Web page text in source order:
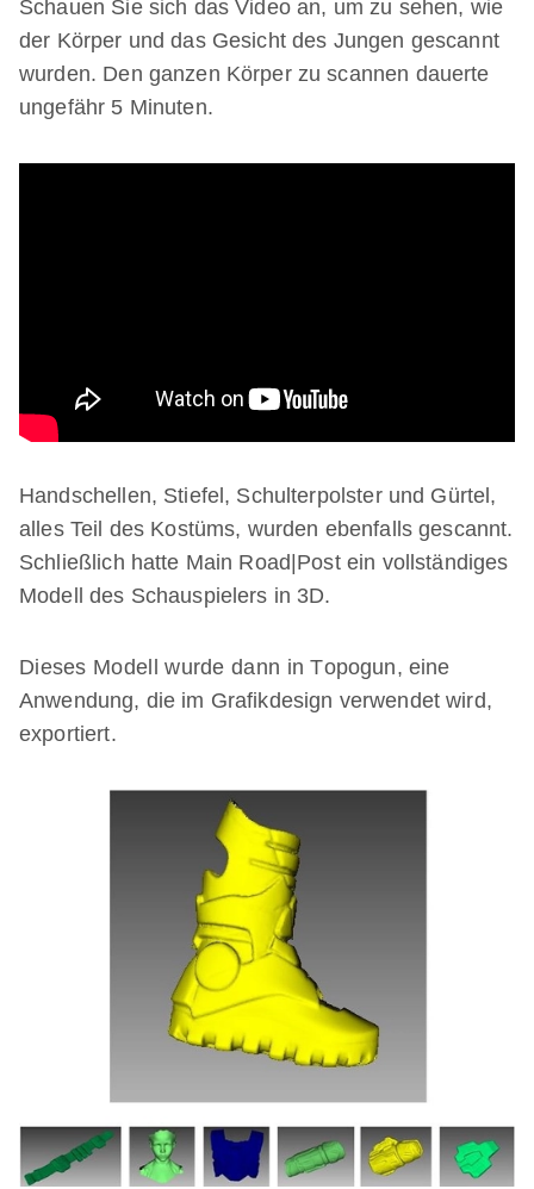
Schauen Sie sich das Video an, um zu sehen, wie
der Körper und das Gesicht des Jungen gescannt
wurden. Den ganzen Körper zu scannen dauerte
ungefähr 5 Minuten.
Handschellen, Stiefel, Schulterpolster und Gürtel,
alles Teil des Kostüms, wurden ebenfalls gescannt.
Schließlich hatte Main Road|Post ein vollständiges
Modell des Schauspielers in 3D.
Dieses Modell wurde dann in Topogun, eine
Anwendung, die im Grafikdesign verwendet wird,
exportiert.